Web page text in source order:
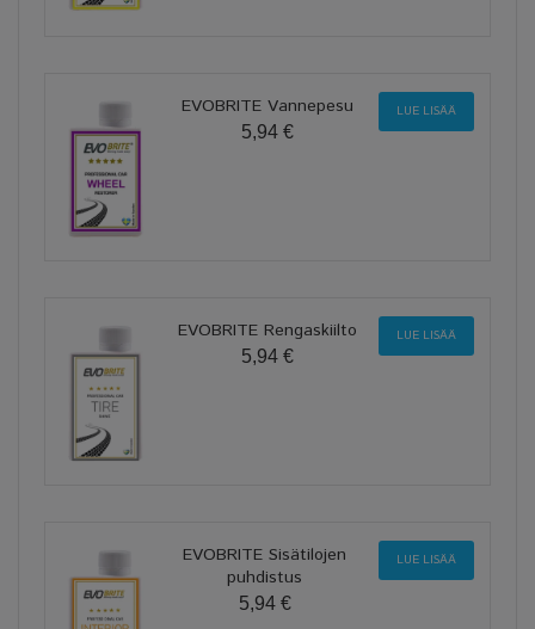
EVOBRITE Vannepesu
5,94 €
LUE LISÄÄ
EVOBRITE Rengaskiilto
5,94 €
LUE LISÄÄ
EVOBRITE Sisätilojen
puhdistus
5,94 €
LUE LISÄÄ